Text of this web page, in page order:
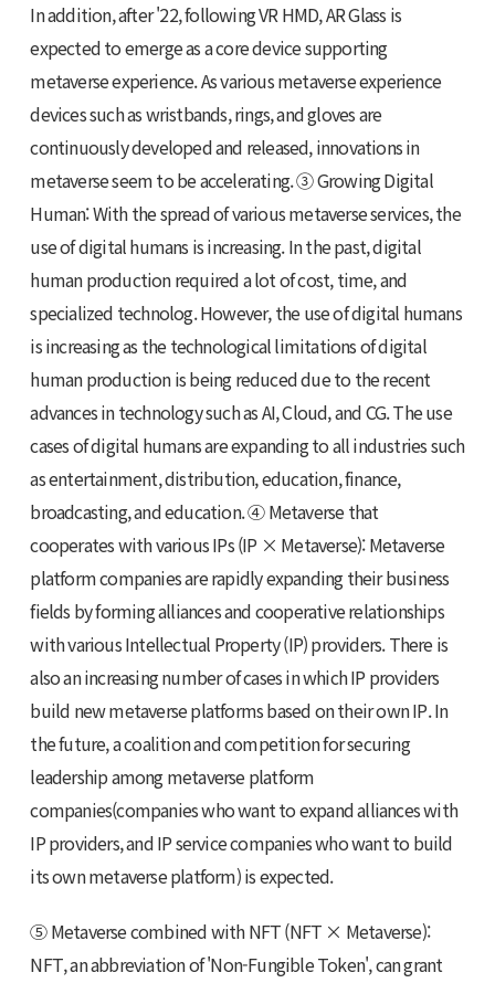
In addition, after '22, following VR HMD, AR Glass is
expected to emerge as a core device supporting
metaverse experience. As various metaverse experience
devices such as wristbands, rings, and gloves are
continuously developed and released, innovations in
metaverse seem to be accelerating. ③ Growing Digital
Human: With the spread of various metaverse services, the
use of digital humans is increasing. In the past, digital
human production required a lot of cost, time, and
specialized technolog. However, the use of digital humans
is increasing as the technological limitations of digital
human production is being reduced due to the recent
advances in technology such as AI, Cloud, and CG. The use
cases of digital humans are expanding to all industries such
as entertainment, distribution, education, finance,
broadcasting, and education. ④ Metaverse that
cooperates with various IPs (IP × Metaverse): Metaverse
platform companies are rapidly expanding their business
fields by forming alliances and cooperative relationships
with various Intellectual Property (IP) providers. There is
also an increasing number of cases in which IP providers
build new metaverse platforms based on their own IP. In
the future, a coalition and competition for securing
leadership among metaverse platform
companies(companies who want to expand alliances with
IP providers, and IP service companies who want to build
its own metaverse platform) is expected.
⑤ Metaverse combined with NFT (NFT × Metaverse):
NFT, an abbreviation of 'Non-Fungible Token', can grant